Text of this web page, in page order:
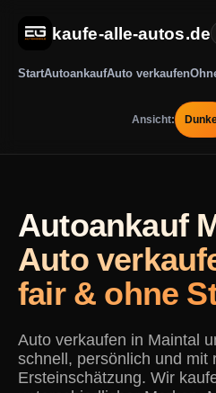
kaufe-alle-autos.de
StartAutoankaufAuto verkaufen
Ansicht:
Autoankauf
Auto
fair & ohne
Auto verkaufen in Maintal
schnell, persönlich und mit
Ersteinschätzung. Wir